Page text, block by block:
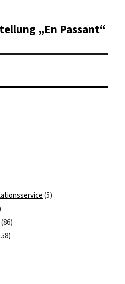
„En Passant“
(5)
(86)